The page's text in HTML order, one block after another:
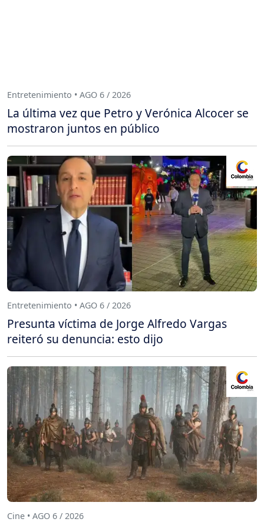
Entretenimiento • AGO 6 / 2026
La última vez que Petro y Verónica Alcocer se
mostraron juntos en público
Entretenimiento • AGO 6 / 2026
Presunta víctima de Jorge Alfredo Vargas
reiteró su denuncia: esto dijo
Cine • AGO 6 / 2026